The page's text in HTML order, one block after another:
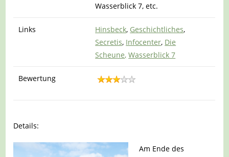
Wasserblick 7, etc.
Links Hinsbeck, Geschichtliches,
Secretis, Infocenter, Die
Scheune, Wasserblick 7
Bewertung
Details:
Am Ende des